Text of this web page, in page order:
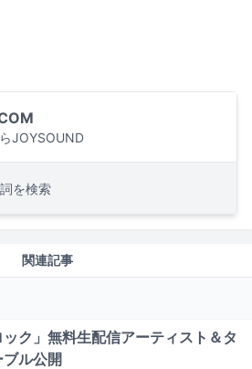
JOYSOUND
を検索
関連記事
ック」無料生配信アーティスト＆タ
ル公開